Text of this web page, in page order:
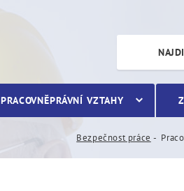
PRACOVNĚPRÁVNÍ VZTAHY
Bezpečnost práce